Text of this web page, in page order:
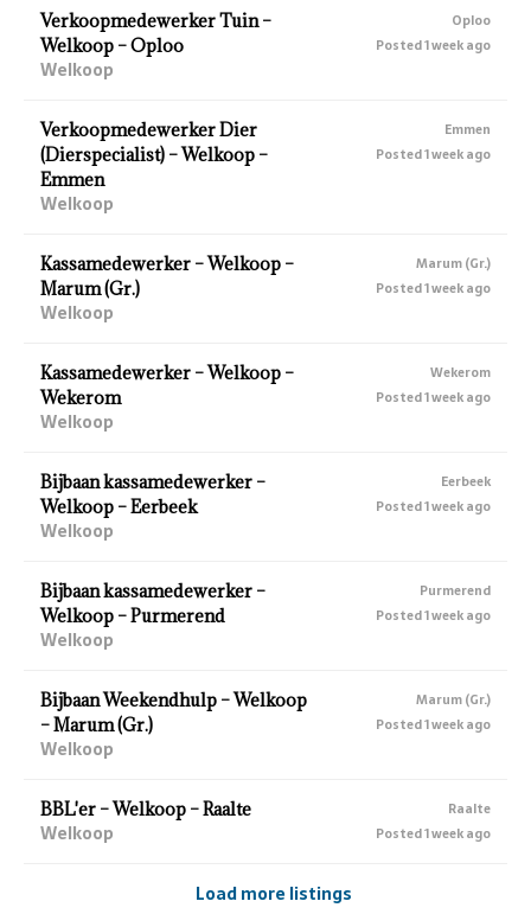
Verkoopmedewerker Tuin –
Welkoop – Oploo
Welkoop
Oploo
Posted 1 week ago
Verkoopmedewerker Dier
(Dierspecialist) – Welkoop –
Emmen
Welkoop
Emmen
Posted 1 week ago
Kassamedewerker – Welkoop –
Marum (Gr.)
Welkoop
Marum (Gr.)
Posted 1 week ago
Kassamedewerker – Welkoop –
Wekerom
Welkoop
Wekerom
Posted 1 week ago
Bijbaan kassamedewerker –
Welkoop – Eerbeek
Welkoop
Eerbeek
Posted 1 week ago
Bijbaan kassamedewerker –
Welkoop – Purmerend
Welkoop
Purmerend
Posted 1 week ago
Bijbaan Weekendhulp – Welkoop
– Marum (Gr.)
Welkoop
Marum (Gr.)
Posted 1 week ago
BBL'er – Welkoop – Raalte
Welkoop
Raalte
Posted 1 week ago
Load more listings